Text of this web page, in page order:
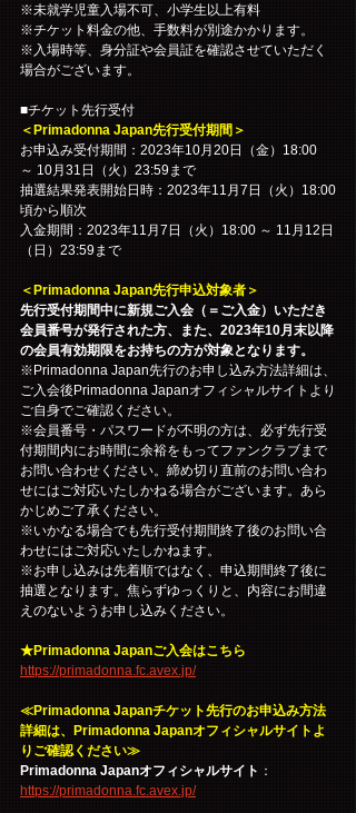
※未就学児童入場不可、小学生以上有料
※チケット料金の他、手数料が別途かかります。
※入場時等、身分証や会員証を確認させていただく
場合がございます。
■チケット先行受付
＜Primadonna Japan先行受付期間＞
お申込み受付期間：2023年10月20日（金）18:00
～ 10月31日（火）23:59まで
抽選結果発表開始日時：2023年11月7日（火）18:00
頃から順次
入金期間：2023年11月7日（火）18:00 ～ 11月12日
（日）23:59まで
＜Primadonna Japan先行申込対象者＞
先行受付期間中に新規ご入会（＝ご入金）いただき
会員番号が発行された方、また、2023年10月末以降
の会員有効期限をお持ちの方が対象となります。
※Primadonna Japan先行のお申し込み方法詳細は、
ご入会後Primadonna Japanオフィシャルサイトより
ご自身でご確認ください。
※会員番号・パスワードが不明の方は、必ず先行受
付期間内にお時間に余裕をもってファンクラブまで
お問い合わせください。締め切り直前のお問い合わ
せにはご対応いたしかねる場合がございます。あら
かじめご了承ください。
※いかなる場合でも先行受付期間終了後のお問い合
わせにはご対応いたしかねます。
※お申し込みは先着順ではなく、申込期間終了後に
抽選となります。焦らずゆっくりと、内容にお間違
えのないようお申し込みください。
★Primadonna Japanご入会はこちら
https://primadonna.fc.avex.jp/
≪Primadonna Japanチケット先行のお申込み方法
詳細は、Primadonna Japanオフィシャルサイトよ
りご確認ください≫
Primadonna Japanオフィシャルサイト ：
https://primadonna.fc.avex.jp/